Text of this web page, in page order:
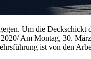
Um die
Am Montag, 30.
ist von den